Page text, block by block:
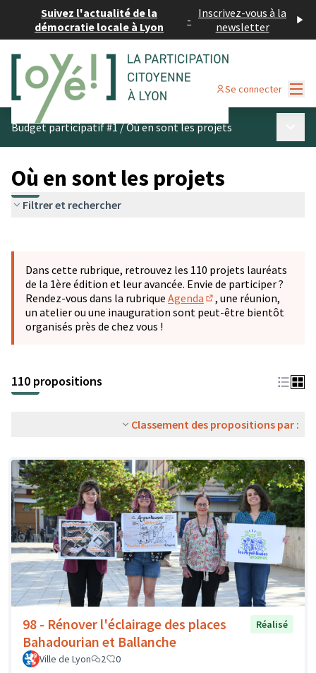
Suivez l'actualité de la
démocratie locale à Lyon
- Inscrivez-vous à la
newsletter
Se connecter
Budget participatif #1/Où en sont les projets
Où en sont les projets
Filtrer et rechercher
−
Dans cette rubrique, retrouvez les 110 projets lauréats
de la 1ère édition et leur avancée. Envie de participer ?
Rendez-vous dans la rubrique Agenda
(S'ouvre dans un
, une réunion,
un atelier ou une inauguration sont peut-être bientôt
organisés près de chez vous !
110 propositions
Classement des propositions par :
98 - Rénover l'éclairage des places
Bahadourian et Ballanche
Réalisé
Ville de Lyon 2 0